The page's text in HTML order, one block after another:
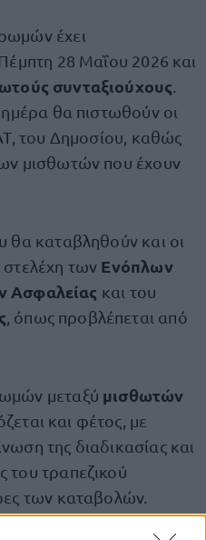
έχει
28 Μαΐου 2026 και
συνταξιούχους
ημέρα θα πιστωθούν οι
του Δημοσίου, καθώς
μισθωτών που έχουν
θα καταβληθούν και οι
στελέχη των Ενόπλων
Ασφαλείας και του
, όπως προβλέπεται από
μεταξύ μισθωτών
και φέτος, με
της διαδικασίας και
του τραπεζικού
των καταβολών.